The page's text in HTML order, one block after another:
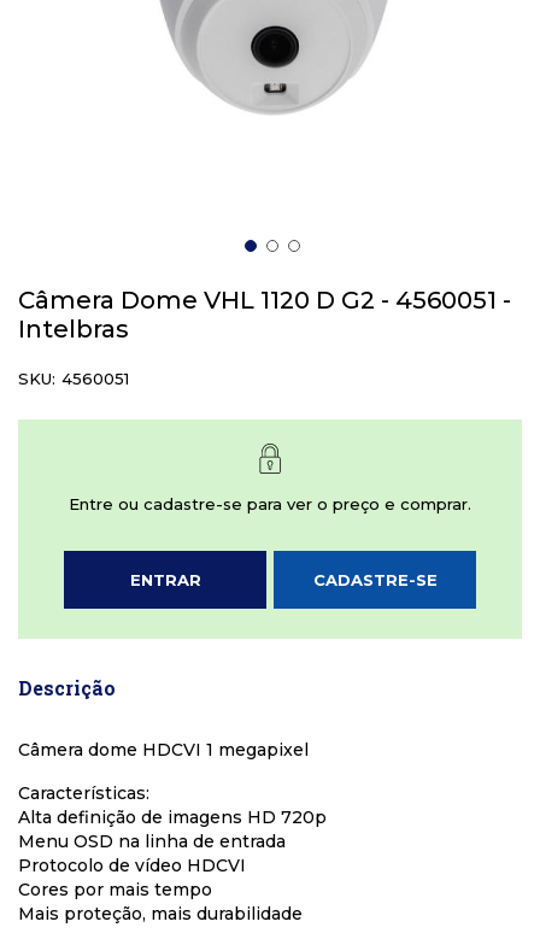
para
o
início
da
de
Câmera Dome VHL 1120 D G2 - 4560051 -
Intelbras
SKU 4560051
Entre ou cadastre-se para ver o preço e comprar.
ENTRAR CADASTRE-SE
Descrição
Câmera dome HDCVI 1 megapixel
Características:
Alta definição de imagens HD 720p
Menu OSD na linha de entrada
Protocolo de vídeo HDCVI
Cores por mais tempo
Mais proteção, mais durabilidade